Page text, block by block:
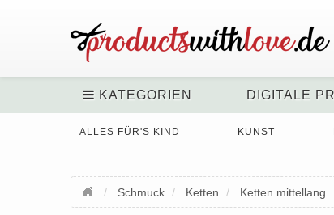
KATEGORIEN DIGITALE
ALLES FÜR'S KIND KUNST
Schmuck Ketten Ketten mittellang